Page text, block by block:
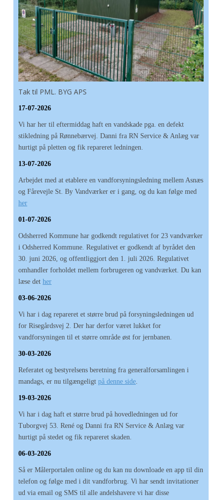
Tak til PML. BYG APS
17-07-2026
Vi har her til eftermiddag haft en vandskade pga. en defekt
stikledning på Rønnebærvej. Danni fra RN Service & Anlæg var
hurtigt på pletten og fik repareret ledningen.
13-07-2026
Arbejdet med at etablere en vandforsyningsledning mellem Asnæs
og Fårevejle St. By Vandværker er i gang, og du kan følge med
her
01-07-2026
Odsherred Kommune har godkendt regulativet for 23 vandværker
i Odsherred Kommune. Regulativet er godkendt af byrådet den
30. juni 2026, og offentliggjort den 1. juli 2026. Regulativet
omhandler forholdet mellem forbrugeren og vandværket. Du kan
læse det her
03-06-2026
Vi har i dag repareret et større brud på forsyningsledningen ud
for Risegårdsvej 2. Der har derfor været lukket for
vandforsyningen til et større område øst for jernbanen.
30-03-2026
Referatet og bestyrelsens beretning fra generalforsamlingen i
mandags, er nu tilgængeligt på denne side.
19-03-2026
Vi har i dag haft et større brud på hovedledningen ud for
Tuborgvej 53. René og Danni fra RN Service & Anlæg var
hurtigt på stedet og fik repareret skaden.
06-03-2026
Så er Målerportalen online og du kan nu downloade en app til din
telefon og følge med i dit vandforbrug. Vi har sendt invitationer
ud via email og SMS til alle andelshavere vi har disse